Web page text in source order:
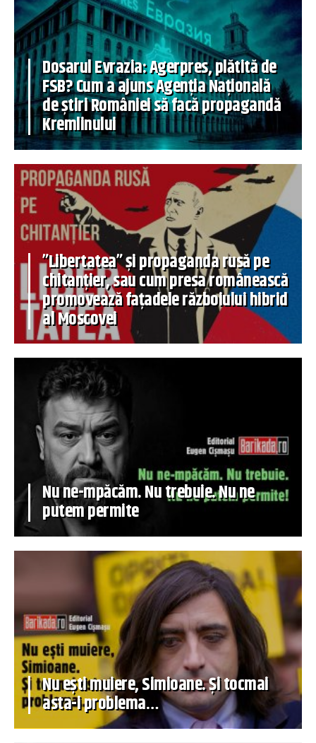
Dosarul Evrazia: Agerpres, plătită de
FSB? Cum a ajuns Agenția Națională
de știri României să facă propagandă
Kremlinului
”Libertatea” și propaganda rusă pe
chitanțier, sau cum presa românească
promovează fațadele războiului hibrid
al Moscovei
Nu ne-mpăcăm. Nu trebuie. Nu ne
putem permite
Nu ești muiere, Simioane. Și tocmai
asta-i problema…